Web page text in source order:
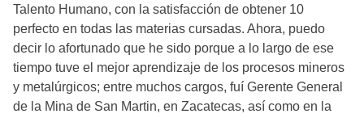
Talento Humano, con la satisfacción de obtener 10
perfecto en todas las materias cursadas. Ahora, puedo
decir lo afortunado que he sido porque a lo largo de ese
tiempo tuve el mejor aprendizaje de los procesos mineros
y metalúrgicos; entre muchos cargos, fuí Gerente General
de la Mina de San Martin, en Zacatecas, así como en la